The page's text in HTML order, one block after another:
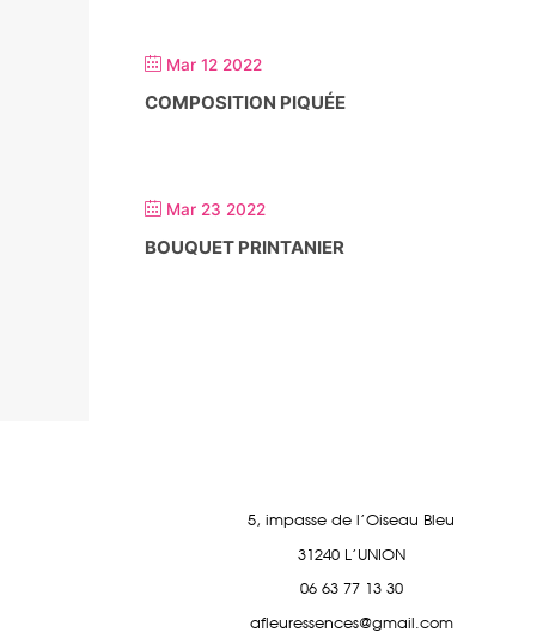
Mar 12 2022
COMPOSITION PIQUÉE
Mar 23 2022
BOUQUET PRINTANIER
5, impasse de l'Oiseau Bleu
31240 L'UNION
06 63 77 13 30
afleuressences@gmail.com